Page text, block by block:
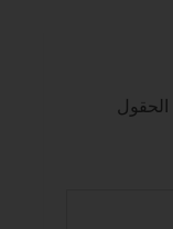
الحقول